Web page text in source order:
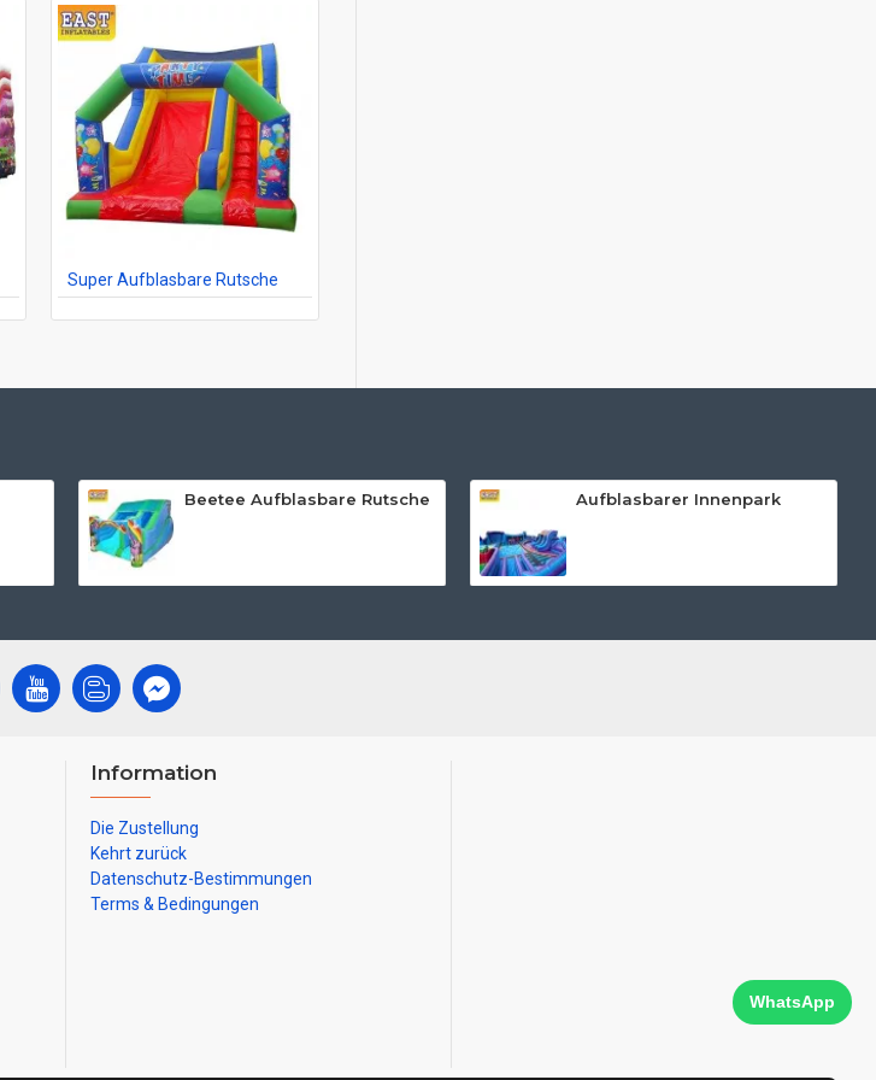
Super Aufblasbare Rutsche
Beetee Aufblasbare Rutsche Aufblasbarer Innenpark
Information
Die Zustellung
Kehrt zurück
Datenschutz-Bestimmungen
Terms & Bedingungen
WhatsApp